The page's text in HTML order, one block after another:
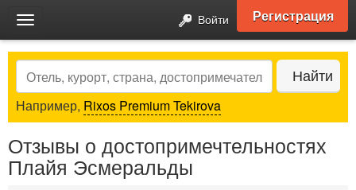
Toggle
navigation
Войти Регистрация
Search Найти
Например, Rixos Premium Tekirova
Отзывы о достопримечтельностях
Плайя Эсмеральды